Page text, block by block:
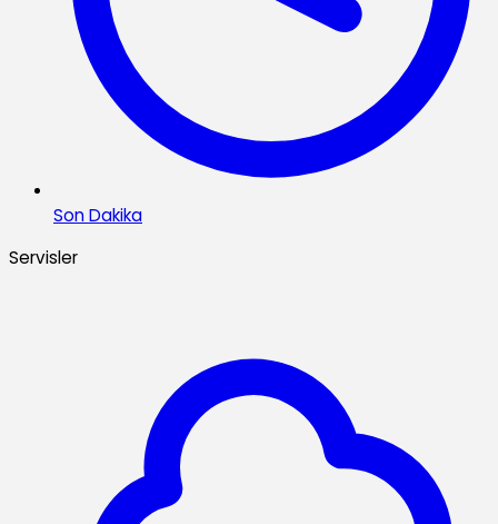
Son Dakika
Servisler